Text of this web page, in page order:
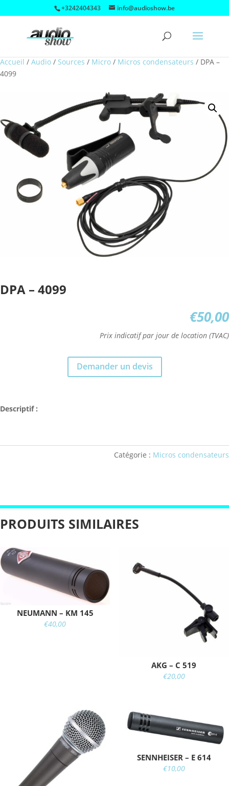
+3242404343 info@audioshow.be
Accueil / Audio / Sources / Micro / Micros condensateurs / DPA –
4099
DPA – 4099
€50,00
Prix indicatif par jour de location (TVAC)
Demander un devis
Descriptif :
Catégorie : Micros condensateurs
PRODUITS SIMILAIRES
NEUMANN – KM 145
€40,00
AKG – C 519
€20,00
SENNHEISER – E 614
€10,00